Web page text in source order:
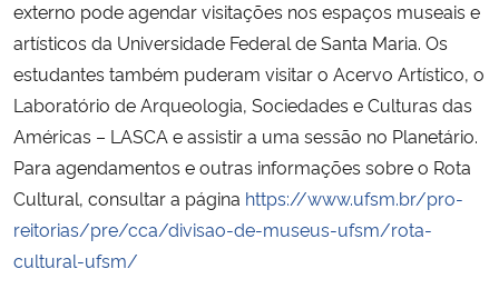
Secretaria-Geral
Secretaria de Governo
Gabinete de Segurança Institucional
Advocacia-Geral da União
Banco Central do Brasil
externo pode agendar visitações nos espaços museais e
artísticos da Universidade Federal de Santa Maria. Os
estudantes também puderam visitar o Acervo Artístico, o
Laboratório de Arqueologia, Sociedades e Culturas das
Américas – LASCA e assistir a uma sessão no Planetário.
Para agendamentos e outras informações sobre o Rota
Cultural, consultar a página https://www.ufsm.br/pro-
reitorias/pre/cca/divisao-de-museus-ufsm/rota-
cultural-ufsm/